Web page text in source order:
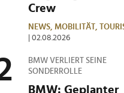
Crew
NEWS, MOBILITÄT,
| 02.08.2026
BMW VERLIERT SEINE
SONDERROLLE
BMW: Geplanter